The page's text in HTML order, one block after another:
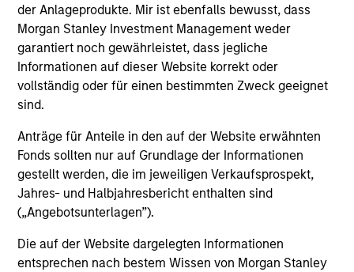
der Anlageprodukte. Mir ist ebenfalls bewusst, dass
Morgan Stanley Investment Management weder
garantiert noch gewährleistet, dass jegliche
Informationen auf dieser Website korrekt oder
vollständig oder für einen bestimmten Zweck geeignet
sind.
Anträge für Anteile in den auf der Website erwähnten
Fonds sollten nur auf Grundlage der Informationen
gestellt werden, die im jeweiligen Verkaufsprospekt,
Jahres- und Halbjahresbericht enthalten sind
(„Angebotsunterlagen”).
Die auf der Website dargelegten Informationen
entsprechen nach bestem Wissen von Morgan Stanley
Preise und Wertentwicklung
Die Wertentwicklung in der Vergangenheit ist kein
verlässlicher Indikator für die künftige
Wertentwicklung. Die Rendite kann infolge von
Währungsschwankungen steigen oder sinken. Alle
Performanceangaben werden auf Basis der
Nettoinventarwerte (NIW) und abzüglich
Gebühren berechnet. Provisionen und Kosten, die
bei der Ausgabe und der Rücknahme von Anteilen
anfallen, werden nicht berücksichtigt. Alle
Performance- und Index-Daten stammen von